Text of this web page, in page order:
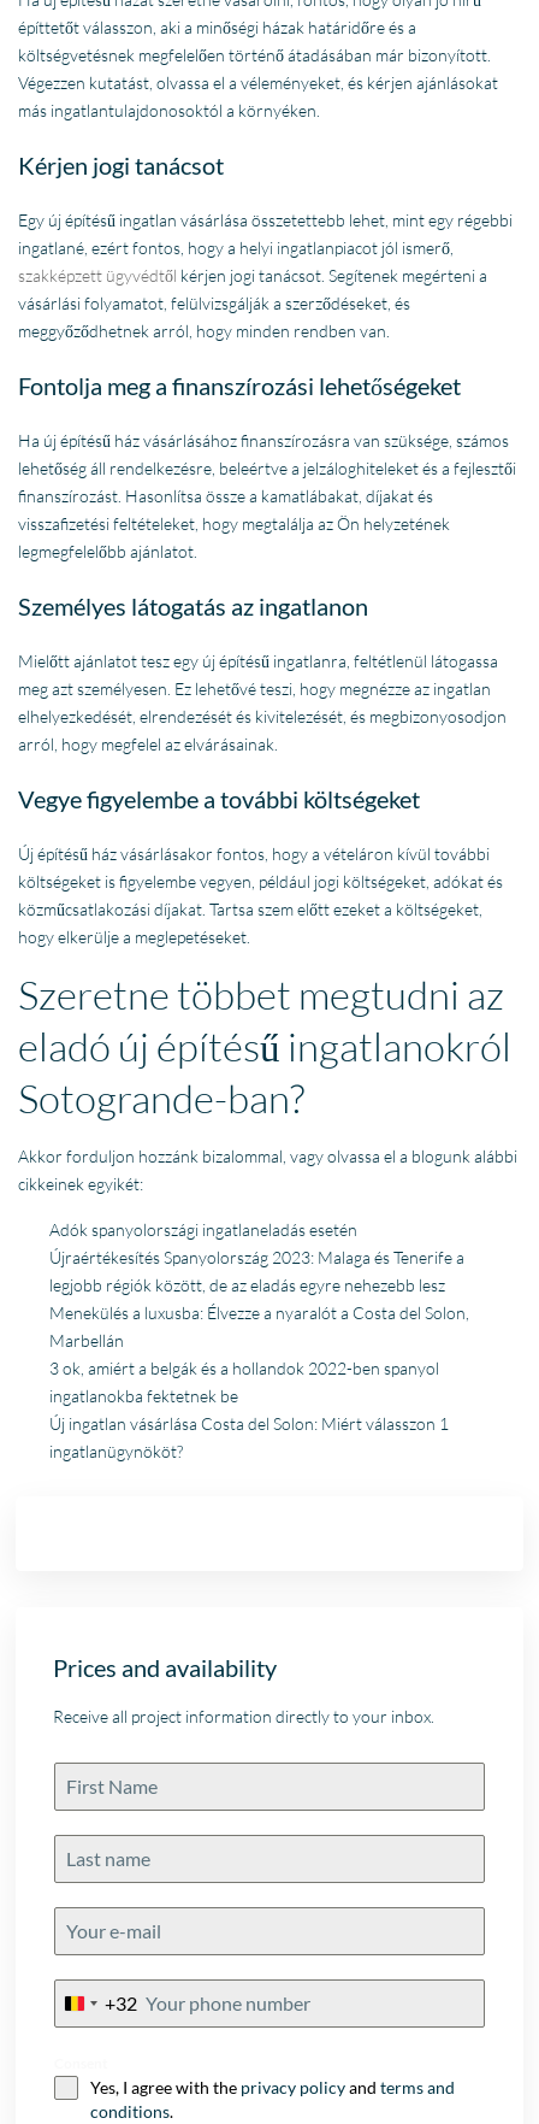
építtetőt válasszon, aki a minőségi házak határidőre és a
költségvetésnek megfelelően történő átadásában már bizonyított.
Végezzen kutatást, olvassa el a véleményeket, és kérjen ajánlásokat
más ingatlantulajdonosoktól a környéken.
Kérjen jogi tanácsot
Egy új építésű ingatlan vásárlása összetettebb lehet, mint egy régebbi
ingatlané, ezért fontos, hogy a helyi ingatlanpiacot jól ismerő,
szakképzett ügyvédtől kérjen jogi tanácsot. Segítenek megérteni a
vásárlási folyamatot, felülvizsgálják a szerződéseket, és
meggyőződhetnek arról, hogy minden rendben van.
Fontolja meg a finanszírozási lehetőségeket
Ha új építésű ház vásárlásához finanszírozásra van szüksége, számos
lehetőség áll rendelkezésre, beleértve a jelzáloghiteleket és a fejlesztői
finanszírozást. Hasonlítsa össze a kamatlábakat, díjakat és
visszafizetési feltételeket, hogy megtalálja az Ön helyzetének
legmegfelelőbb ajánlatot.
Személyes látogatás az ingatlanon
Mielőtt ajánlatot tesz egy új építésű ingatlanra, feltétlenül látogassa
meg azt személyesen. Ez lehetővé teszi, hogy megnézze az ingatlan
elhelyezkedését, elrendezését és kivitelezését, és megbizonyosodjon
arról, hogy megfelel az elvárásainak.
Vegye figyelembe a további költségeket
Új építésű ház vásárlásakor fontos, hogy a vételáron kívül további
költségeket is figyelembe vegyen, például jogi költségeket, adókat és
közműcsatlakozási díjakat. Tartsa szem előtt ezeket a költségeket,
hogy elkerülje a meglepetéseket.
Szeretne többet megtudni az
eladó új építésű ingatlanokról
Sotogrande-ban?
Akkor forduljon hozzánk bizalommal, vagy olvassa el a blogunk alábbi
cikkeinek egyikét:
Adók spanyolországi ingatlaneladás esetén
Újraértékesítés Spanyolország 2023: Malaga és Tenerife a
legjobb régiók között, de az eladás egyre nehezebb lesz
Menekülés a luxusba: Élvezze a nyaralót a Costa del Solon,
Marbellán
3 ok, amiért a belgák és a hollandok 2022-ben spanyol
ingatlanokba fektetnek be
Új ingatlan vásárlása Costa del Solon: Miért válasszon 1
ingatlanügynököt?
Prices and availability
Receive all project information directly to your inbox.
Belgium
+32
Yes, I agree with the privacy policyandterms and
conditions.